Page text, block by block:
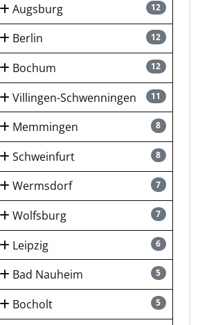
12
Augsburg
12
Berlin
12
Bochum
11
Villingen-Schwenningen
8
Memmingen
8
Schweinfurt
7
Wermsdorf
7
Wolfsburg
6
Leipzig
5
Bad Nauheim
5
Bocholt